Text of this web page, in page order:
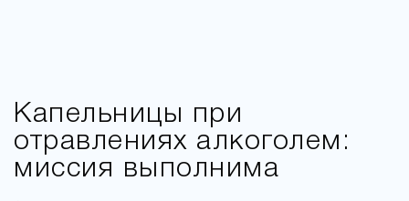
Капельницы при
отравлениях алкоголем:
миссия выполнима